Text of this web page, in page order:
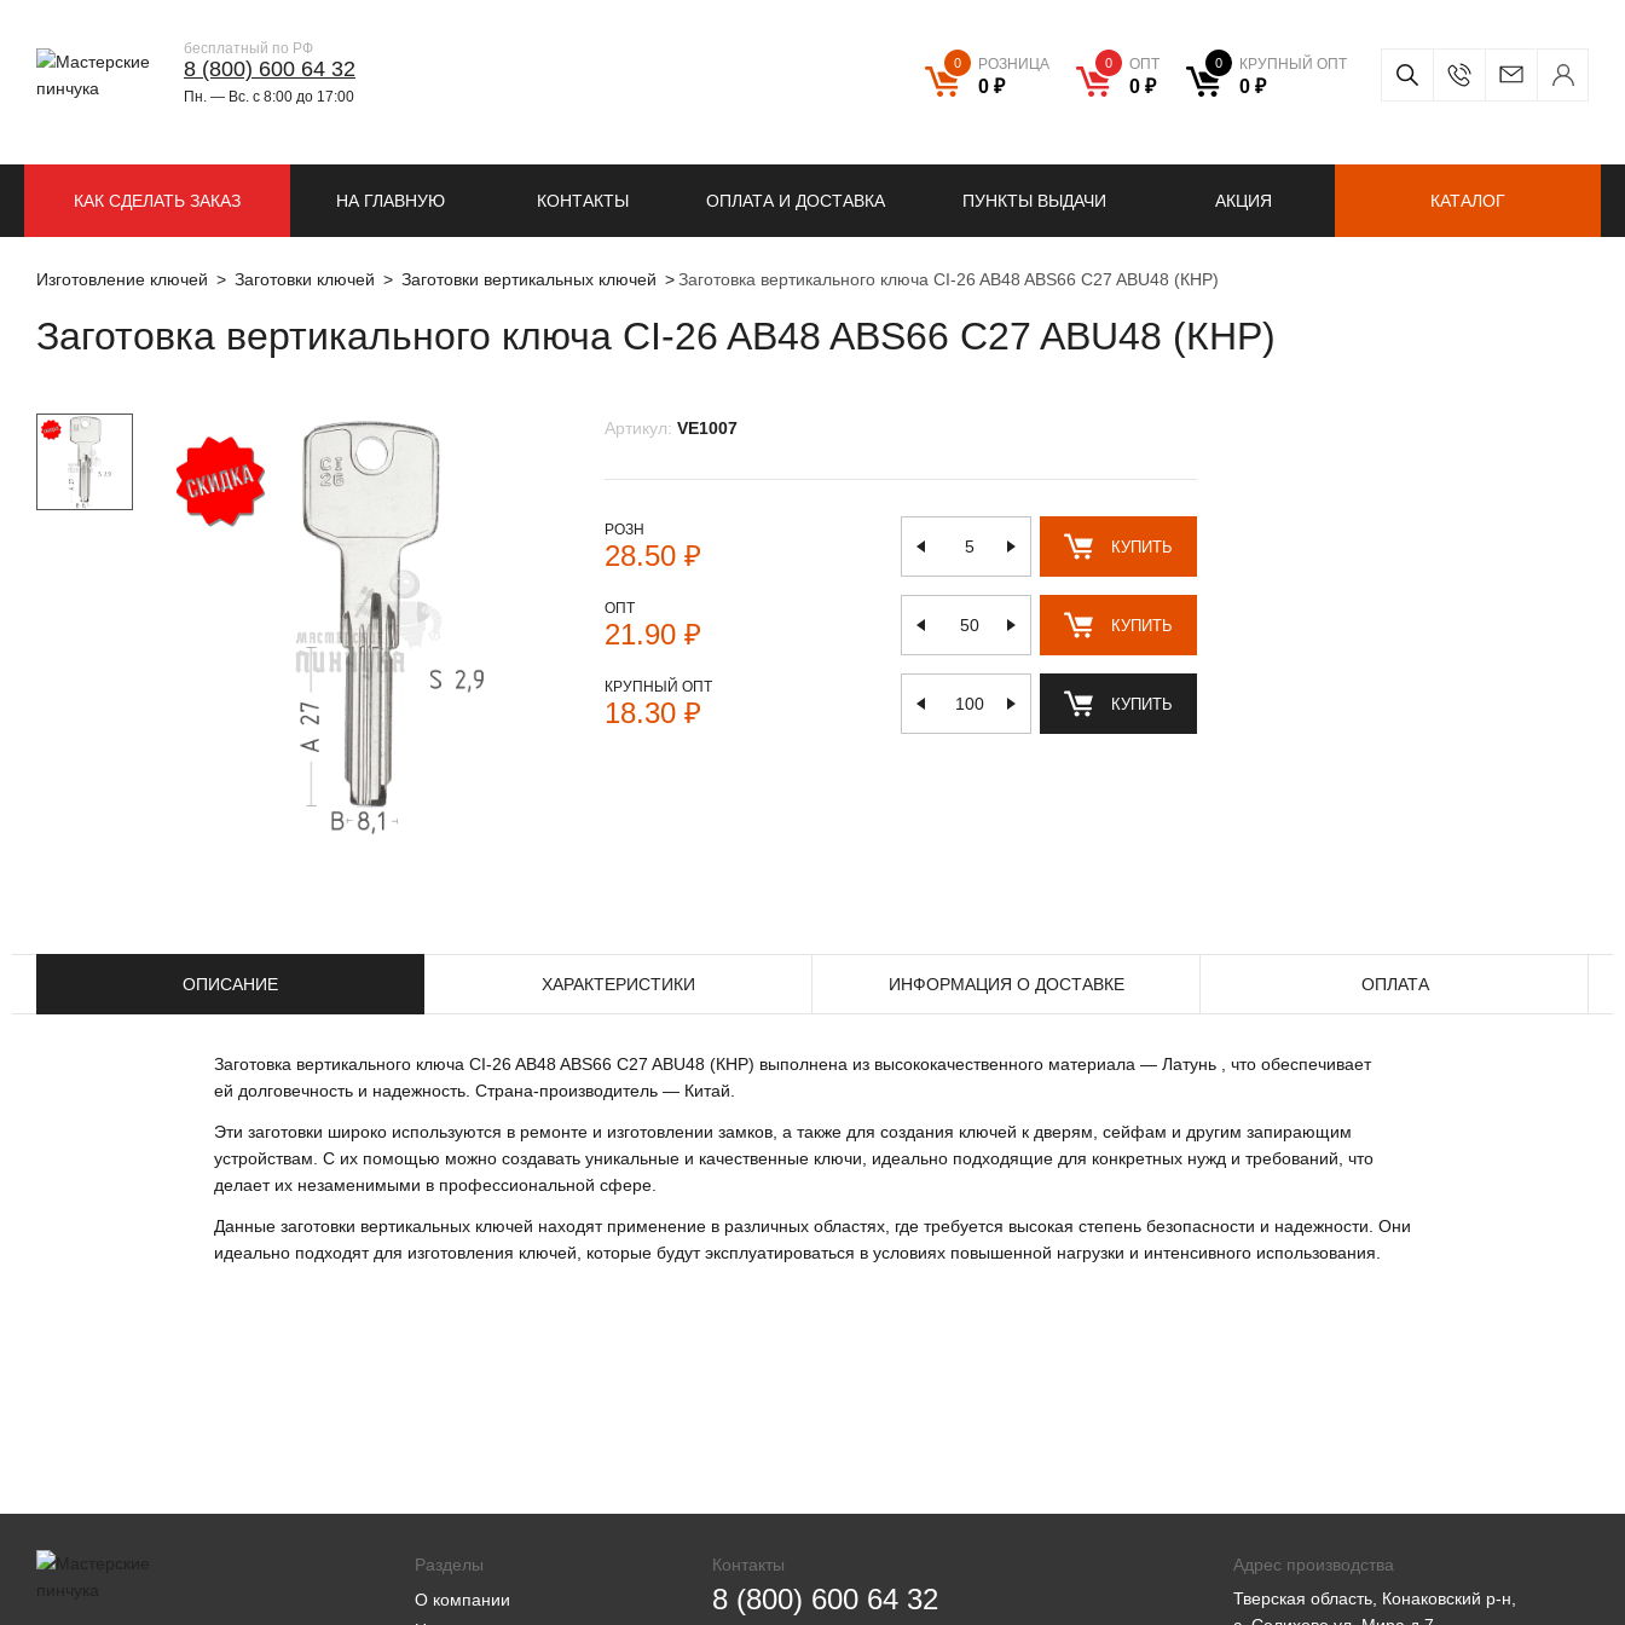
бесплатный по РФ
8 (800) 600 64 32
Пн. — Вс. с 8:00 до 17:00
0 РОЗНИЦА
0 ₽
0 ОПТ
0 ₽
0 КРУПНЫЙ ОПТ
0 ₽
НА ГЛАВНУЮ КОНТАКТЫ ОПЛАТА И ДОСТАВКА ПУНКТЫ ВЫДАЧИ АКЦИЯ
КАК СДЕЛАТЬ ЗАКАЗ КАТАЛОГ
Изготовление ключей Заготовки ключей Заготовки вертикальных ключей Заготовка вертикального ключа CI-26 AB48 ABS66 C27 ABU48 (КНР)
Заготовка вертикального ключа CI-26 AB48 ABS66 C27 ABU48 (КНР)
Артикул: VE1007
РОЗН
28.50 ₽ КУПИТЬ
ОПТ
21.90 ₽ КУПИТЬ
КРУПНЫЙ ОПТ
18.30 ₽ КУПИТЬ
ОПИСАНИЕ ХАРАКТЕРИСТИКИ ИНФОРМАЦИЯ О ДОСТАВКЕ ОПЛАТА
Заготовка вертикального ключа CI-26 AB48 ABS66 C27 ABU48 (КНР) выполнена из высококачественного материала — Латунь , что обеспечивает
ей долговечность и надежность. Страна-производитель — Китай.
Эти заготовки широко используются в ремонте и изготовлении замков, а также для создания ключей к дверям, сейфам и другим запирающим
устройствам. С их помощью можно создавать уникальные и качественные ключи, идеально подходящие для конкретных нужд и требований, что
делает их незаменимыми в профессиональной сфере.
Данные заготовки вертикальных ключей находят применение в различных областях, где требуется высокая степень безопасности и надежности. Они
идеально подходят для изготовления ключей, которые будут эксплуатироваться в условиях повышенной нагрузки и интенсивного использования.
Разделы
О компании
Контакты
8 (800) 600 64 32
Адрес производства
Тверская область, Конаковский р-н,